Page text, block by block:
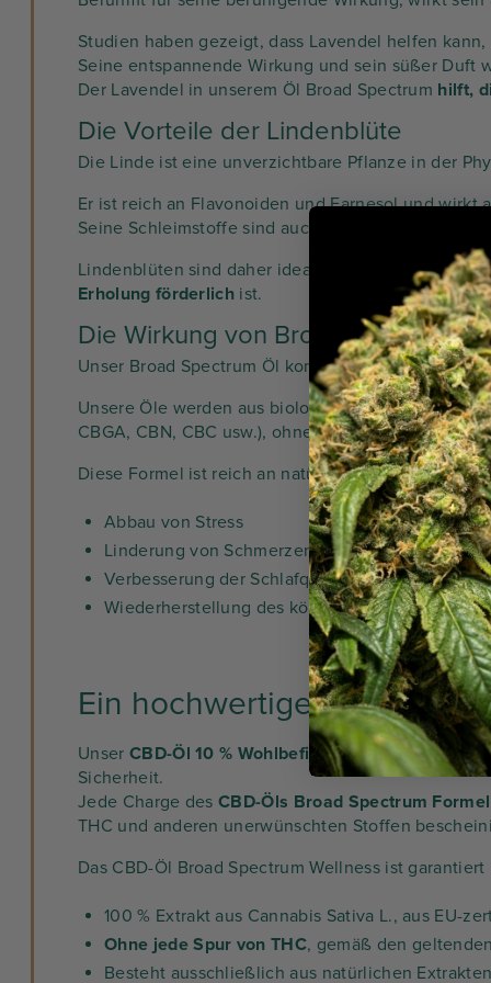
Studien haben gezeigt, dass Lavendel helfen
Seine entspannende Wirkung und sein süßer
Der Lavendel in unserem Öl Broad Spectrum hilft,
Die Vorteile der Lindenblüte
Die Linde ist eine unverzichtbare Pflanze in der
Er ist reich an Flavonoiden und Farnesol und
Seine Schleimstoffe sind auch für ihre
Lindenblüten sind daher ideal, um körperlichen
Erholung förderlich ist.
Die Wirkung von Broad Spectrum
Unser Broad Spectrum Öl kombiniertdie
Unsere Öle werden aus biologisch angebauten
CBGA, CBN, CBC usw.), ohne jede Spur von THC.
Diese Formel ist reich an natürlichen
Abbau von Stress
Linderung von Schmerzen und Verspannungen
Verbesserung der Schlafqualität
Wiederherstellung des körperlichen und
Ein hochwertiges CBD-Öl 0
Unser CBD-Öl 10 % Wohlbefindenwird in
Sicherheit.
Jede Charge desCBD-Öls Broad Spectrum
THC und anderen unerwünschten Stoffen
Das CBD-Öl Broad Spectrum Wellness ist garantiert
100 % Extrakt aus Cannabis Sativa L., aus EU-
Ohne jede Spur von THC, gemäß den
Besteht ausschließlich aus natürlichen